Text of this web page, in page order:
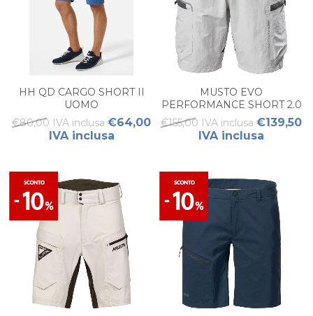
HH QD CARGO SHORT II
UOMO
€80,00 IVA inclusa €64,00
IVA inclusa
MUSTO EVO
PERFORMANCE SHORT 2.0
UOMO
€155,00 IVA inclusa €139,50
IVA inclusa